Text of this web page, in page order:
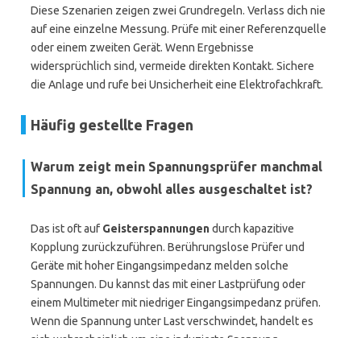
Diese Szenarien zeigen zwei Grundregeln. Verlass dich nie
auf eine einzelne Messung. Prüfe mit einer Referenzquelle
oder einem zweiten Gerät. Wenn Ergebnisse
widersprüchlich sind, vermeide direkten Kontakt. Sichere
die Anlage und rufe bei Unsicherheit eine Elektrofachkraft.
Häufig gestellte Fragen
Warum zeigt mein Spannungsprüfer manchmal
Spannung an, obwohl alles ausgeschaltet ist?
Das ist oft auf Geisterspannungendurch kapazitive
Kopplung zurückzuführen. Berührungslose Prüfer und
Geräte mit hoher Eingangsimpedanz melden solche
Spannungen. Du kannst das mit einer Lastprüfung oder
einem Multimeter mit niedriger Eingangsimpedanz prüfen.
Wenn die Spannung unter Last verschwindet, handelt es